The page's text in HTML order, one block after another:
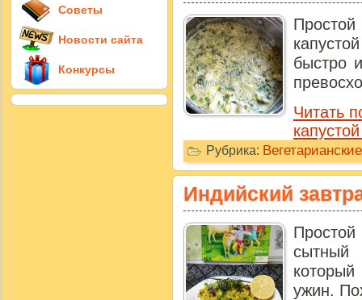
Простой
быстро
Читать
Рубрика:
Индийский
ужин.
Советы
Новости сайта
Конкурсы